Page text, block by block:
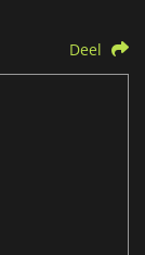
Deel